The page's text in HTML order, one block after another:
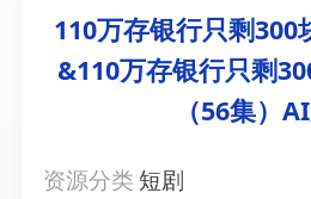
110万存银行只剩300
&110万存银行只剩
（56集）
资源分类 短剧